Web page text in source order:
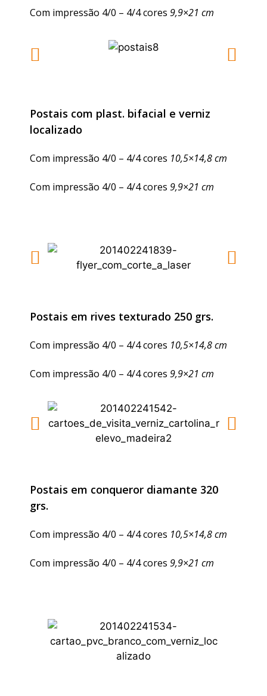
Com impressão 4/0 – 4/4 cores 9,9×21 cm
Postais com plast. bifacial e verniz
localizado
Com impressão 4/0 – 4/4 cores 10,5×14,8 cm
Com impressão 4/0 – 4/4 cores 9,9×21 cm
Postais em rives texturado 250 grs.
Com impressão 4/0 – 4/4 cores 10,5×14,8 cm
Com impressão 4/0 – 4/4 cores 9,9×21 cm
Postais em conqueror diamante 320
grs.
Com impressão 4/0 – 4/4 cores 10,5×14,8 cm
Com impressão 4/0 – 4/4 cores 9,9×21 cm